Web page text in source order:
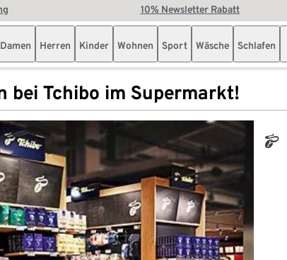
10% Newsletter Rabatt
Damen Herren Kinder Wohnen Sport Wäsche Schlafen
bei Tchibo im Supermarkt!
tchibo_logo